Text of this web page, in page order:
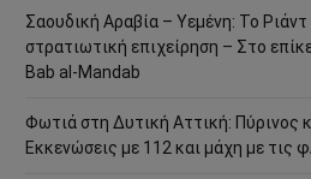
Σαουδική Αραβία – Υεμένη: Το
στρατιωτική επιχείρηση – Στο
Bab al-Mandab
Φωτιά στη Δυτική Αττική: Πύρινος
Εκκενώσεις με 112 και μάχη με τις